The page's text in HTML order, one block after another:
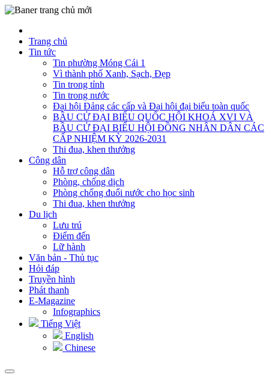
Trang chủ
Tin tức
Tin phường Móng Cái 1
Vì thành phố Xanh, Sạch, Đẹp
Tin trong tỉnh
Tin trong nước
Đại hội Đảng các cấp và Đại hội đại biểu toàn quốc
BẦU CỬ ĐẠI BIỂU QUỐC HỘI KHOÁ XVI VÀ
BẦU CỬ ĐẠI BIỂU HỘI ĐỒNG NHÂN DÂN CÁC
CẤP NHIỆM KỲ 2026-2031
Thi đua, khen thưởng
Công dân
Hỗ trợ công dân
Phòng, chống dịch
Phòng chống đuối nước cho học sinh
Thi đua, khen thưởng
Du lịch
Lưu trú
Điểm đến
Lữ hành
Văn bản - Thủ tục
Hỏi đáp
Truyền hình
Phát thanh
E-Magazine
Infographics
Tiếng Việt
English
Chinese